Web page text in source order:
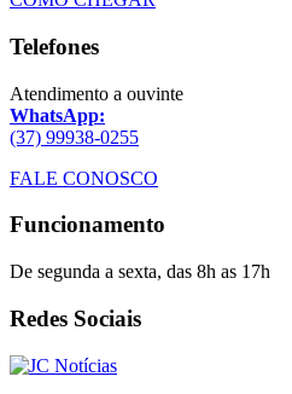
Telefones
Atendimento a ouvinte
WhatsApp:
(37) 99938-0255
FALE CONOSCO
Funcionamento
De segunda a sexta, das 8h as 17h
Redes Sociais